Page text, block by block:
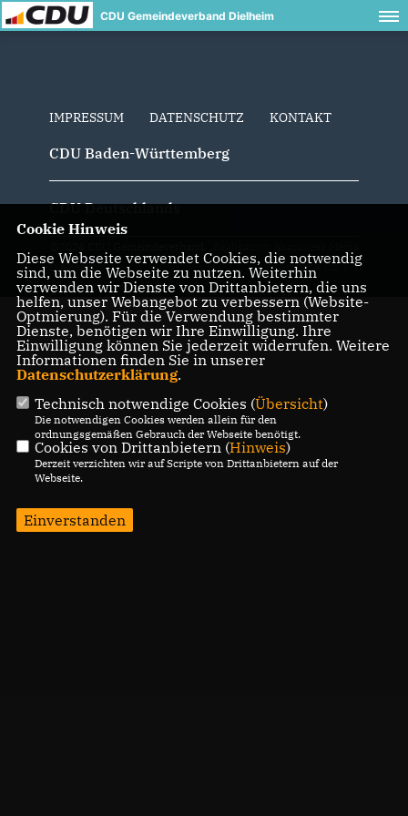
CDU Gemeindeverband Dielheim
IMPRESSUM DATENSCHUTZ KONTAKT
CDU Baden-Württemberg
CDU Deutschlands
Dielheim
Alle Rechte vorbehalten.
GmbH & Co. KG
Cookie Hinweis
Diese Webseite verwendet Cookies, die notwendig
sind, um die Webseite zu nutzen. Weiterhin
verwenden wir Dienste von Drittanbietern, die uns
helfen, unser Webangebot zu verbessern (Website-
Optmierung). Für die Verwendung bestimmter
Dienste, benötigen wir Ihre Einwilligung. Ihre
Einwilligung können Sie jederzeit widerrufen. Weitere
Informationen finden Sie in unserer
Datenschutzerklärung.
Technisch notwendige Cookies (Übersicht)
Die notwendigen Cookies werden allein für den
ordnungsgemäßen Gebrauch der Webseite benötigt.
Cookies von Drittanbietern (Hinweis)
Derzeit verzichten wir auf Scripte von Drittanbietern auf der
Webseite.
Einverstanden